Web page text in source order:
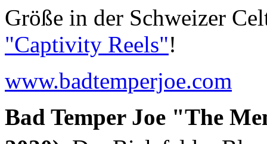
Größe in der Schweizer
"Captivity Reels"!
www.badtemperjoe.com
Bad Temper Joe "The